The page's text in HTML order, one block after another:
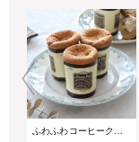
ふわふわコーヒークリームカップシフォン|半解凍でアイスシフォンの味わい